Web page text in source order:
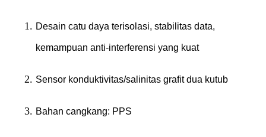
Desain catu daya terisolasi, stabilitas data,
kemampuan anti-interferensi yang kuat
Sensor konduktivitas/salinitas grafit dua kutub
Bahan cangkang: PPS